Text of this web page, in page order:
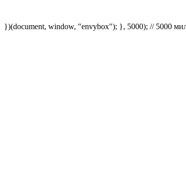
})(document, window, "envybox"); }, 5000); // 5000